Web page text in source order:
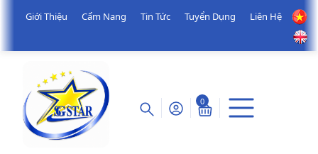
Giới Thiệu Cẩm Nang Tin Tức Tuyển Dụng Liên Hệ
0